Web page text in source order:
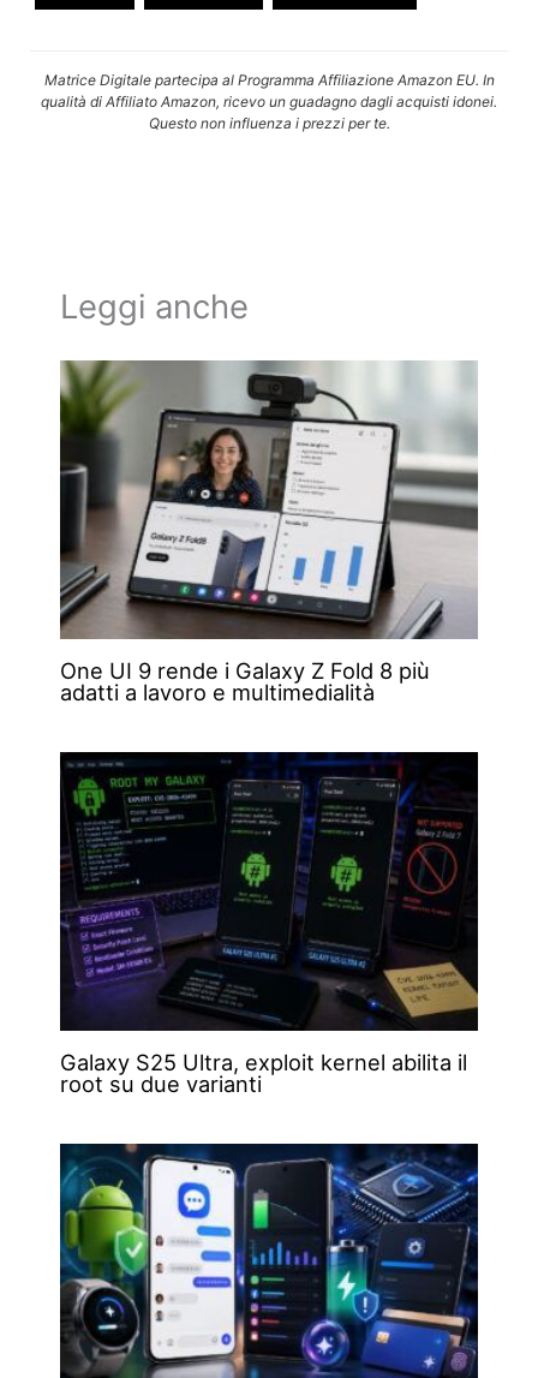
Matrice Digitale partecipa al Programma Affiliazione Amazon EU. In
qualità di Affiliato Amazon, ricevo un guadagno dagli acquisti idonei.
Questo non influenza i prezzi per te.
Leggi anche
One UI 9 rende i Galaxy Z Fold 8 più
adatti a lavoro e multimedialità
Galaxy S25 Ultra, exploit kernel abilita il
root su due varianti